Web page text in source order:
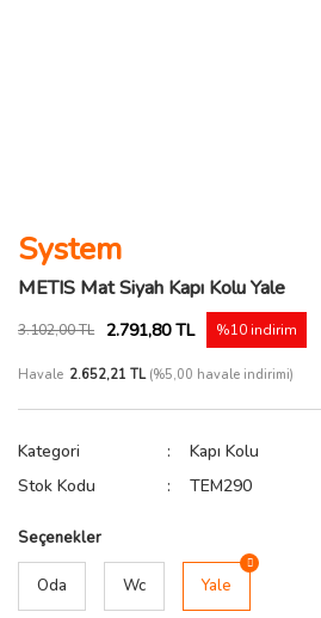
System
METIS Mat Siyah Kapı Kolu Yale
3.102,00 TL 2.791,80 TL %10 indirim
Havale 2.652,21 TL(%5,00 havale indirimi)
Kategori
Kapı Kolu
Stok Kodu
TEM290
Seçenekler
Oda Wc Yale